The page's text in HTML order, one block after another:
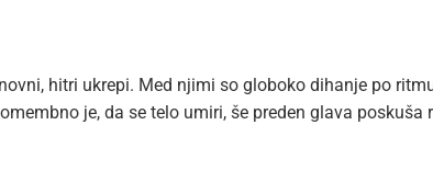
hitri ukrepi. Med njimi so globoko dihanje po
je, da se telo umiri, še preden glava poskuša